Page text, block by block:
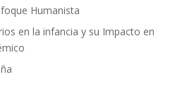
Humanista
en la infancia y su Impacto en